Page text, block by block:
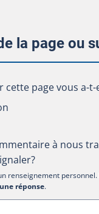
la page ou
cette page vous
cette page vous a-
à nous
renseignement personnel.
réponse.